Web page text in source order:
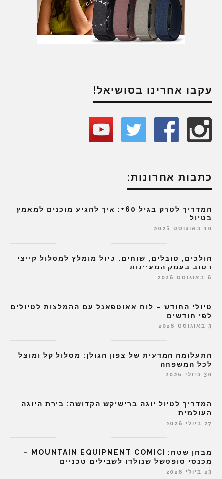
עקבו אחרינו בסושיאל!
כתבות אחרונות:
המדריך לטרק בגיל 60+: איך להגיע מוכנים למאמץ
בטיול
10 באוגוסט 2026
הולכים, טובלים, שוחים. טיול מומלץ למסלול קייצי
רטוב בעמק המעיינות
6 באוגוסט 2026
טיולי החודש – לוח אאוטפאנל עם ההמלצות לטיולים
לפי חודשים
3 באוגוסט 2026
התעלומה המדעית של צפון הגולן: מסלול קל ומוצל
לכל המשפחה
30 ביולי 2026
המדריך לטיול יוגה ברישיקש הקדושה: בירת היוגה
העולמית
27 ביולי 2026
מבחן שטח: MOUNTAIN EQUIPMENT COMICI –
מכנסי סופטשל שנולדו לשבילים טכניים
23 ביולי 2026